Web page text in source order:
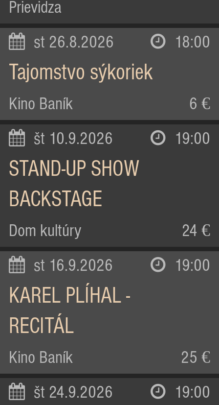
Prievidza
st 26.8.2026 18:00
Tajomstvo sýkoriek
Kino Baník 6 €
št 10.9.2026 19:00
STAND-UP SHOW
BACKSTAGE
Dom kultúry 24 €
st 16.9.2026 19:00
KAREL PLÍHAL -
RECITÁL
Kino Baník 25 €
št 24.9.2026 19:00